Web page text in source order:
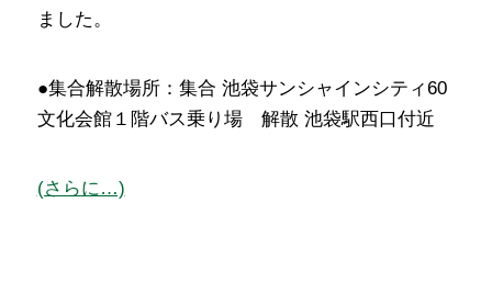
ました。
●集合解散場所：集合 池袋サンシャインシティ60
文化会館１階バス乗り場 解散 池袋駅西口付近
(さらに…)